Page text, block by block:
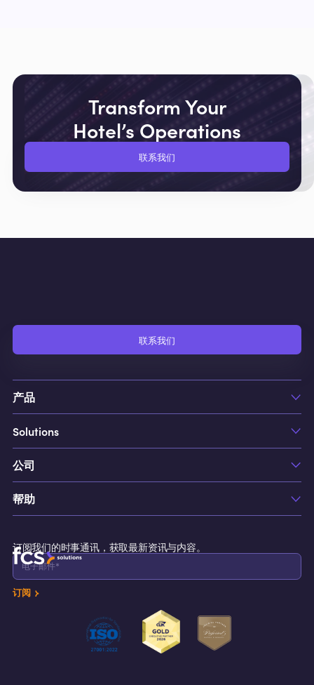
Transform Your
Hotel’s Operations
联系我们
订阅我们的时事通讯，获取最新资讯与内容。
订阅
产品
FCS AIOP
FCS1
FCS1 Jobs 工单管理
FCS1 Cleaning 房务管理
FCS1 Maintenance 设备预维护管理
FCS1 Concierge 礼宾服务
FCS1 Breakfast Attendance 早餐出勤
FCS1 Call Accounting 电话计费
FCS1 Voicemail 语音信箱
公司
关于我们
职业生涯
联系我们
Solutions
Hotels
Casino & Resorts
Commercial Properties
帮助
资源
联系我们